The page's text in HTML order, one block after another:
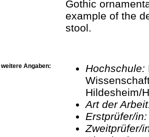
Gothic
example of the
stool.
weitere Angaben: Hochschule:
Hildesheim/
Art der
Erstprüfer/